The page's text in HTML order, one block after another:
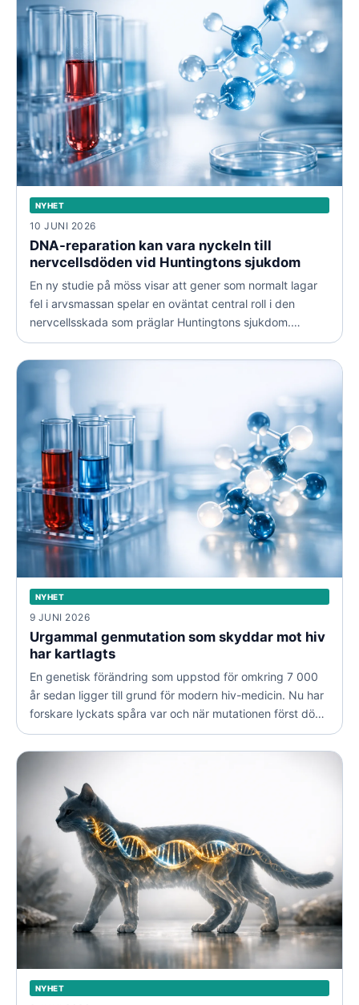
NYHET
10 JUNI 2026
DNA-reparation kan vara nyckeln till
nervcellsdöden vid Huntingtons sjukdom
En ny studie på möss visar att gener som normalt lagar
fel i arvsmassan spelar en oväntat central roll i den
nervcellsskada som präglar Huntingtons sjukdom.
Fynden öppnar för helt nya angreppssätt i jakten på
behandlingar.
NYHET
9 JUNI 2026
Urgammal genmutation som skyddar mot hiv
har kartlagts
En genetisk förändring som uppstod för omkring 7 000
år sedan ligger till grund för modern hiv-medicin. Nu har
forskare lyckats spåra var och när mutationen först dök
upp.
NYHET